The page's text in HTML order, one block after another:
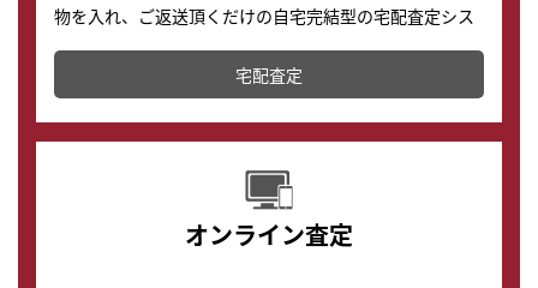
物を入れ、ご返送頂くだけの自宅完結型の宅配査定シス
テムです。
配送でも簡単&安全に査定・買取に出すことが可能で
す。
宅配査定
オンライン査定